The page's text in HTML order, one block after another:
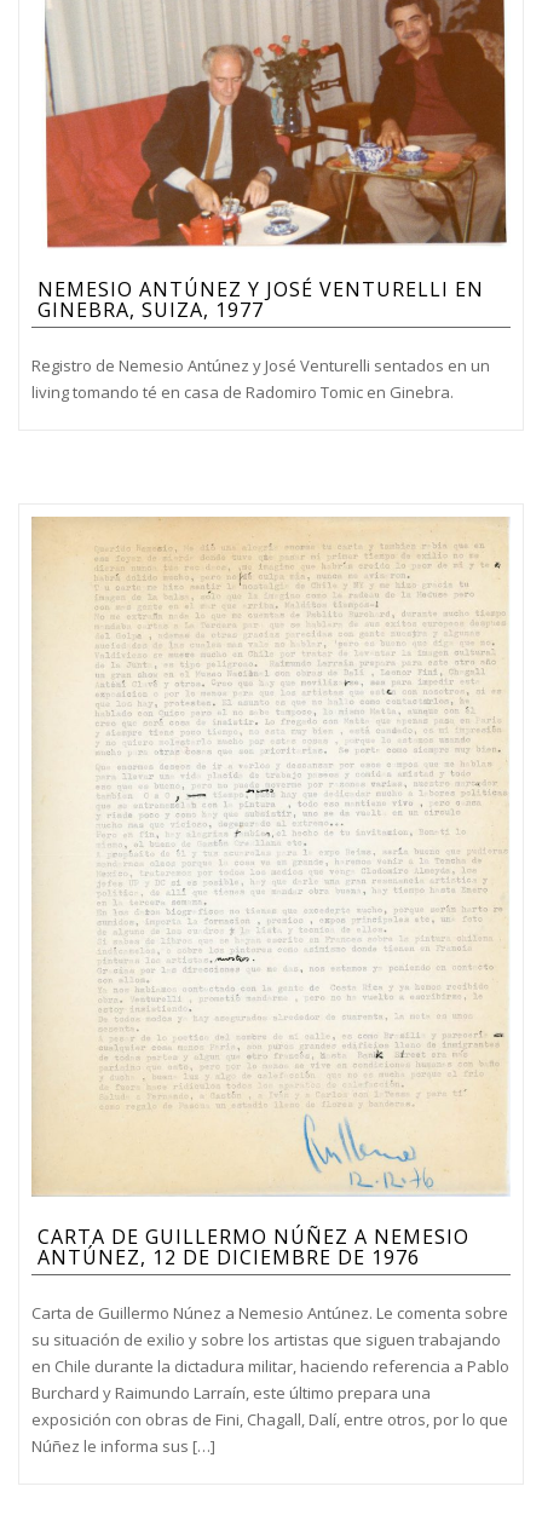
NEMESIO ANTÚNEZ Y JOSÉ VENTURELLI EN
GINEBRA, SUIZA, 1977
Registro de Nemesio Antúnez y José Venturelli sentados en un
living tomando té en casa de Radomiro Tomic en Ginebra.
CARTA DE GUILLERMO NÚÑEZ A NEMESIO
ANTÚNEZ, 12 DE DICIEMBRE DE 1976
Carta de Guillermo Núnez a Nemesio Antúnez. Le comenta sobre
su situación de exilio y sobre los artistas que siguen trabajando
en Chile durante la dictadura militar, haciendo referencia a Pablo
Burchard y Raimundo Larraín, este último prepara una
exposición con obras de Fini, Chagall, Dalí, entre otros, por lo que
Núñez le informa sus […]